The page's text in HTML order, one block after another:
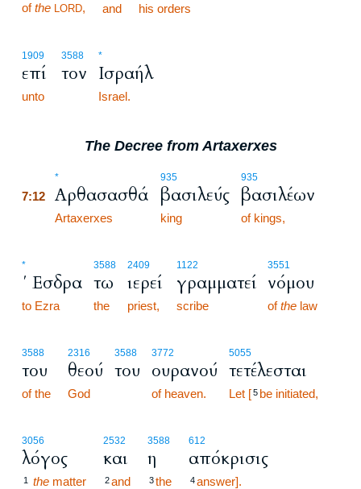
ofthe LORD, and his orders
1909
επί
unto
3588
τον
*
Ισραήλ
Israel.
The Decree from Artaxerxes
*
7:12 Αρθασασθά
Artaxerxes
935
βασιλεύς
king
935
βασιλέων
of kings,
*
΄ Εσδρα
to Ezra
3588
τω
the
2409
ιερεί
priest,
1122
γραμματεί
scribe
3551
νόμου
ofthe law
3588
του
of the
2316
θεού
God
3588
του
3772
ουρανού
of heaven.
5055
τετέλεσται
Let [5 be initiated,
3056
λόγος
1 the matter
2532
και
2and
3588
η
3the
612
απόκρισις
4answer].